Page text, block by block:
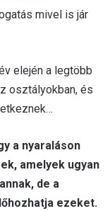
mivel is jár
elején a legtöbb
osztályokban, és
a nyaraláson
amelyek ugyan
de a
ezeket.